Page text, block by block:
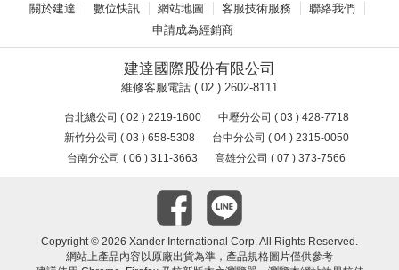
關於建達 數位快訊 網站地圖 客服技術服務
聯絡我們
申請成為經銷商
建達國際股份有限公司
維修客服電話 ( 02 ) 2602-8111
台北總公司 ( 02 ) 2219-1600
中壢分公司 ( 03 ) 428-7718
新竹分公司 ( 03 ) 658-5308
台中分公司 ( 04 ) 2315-0050
台南分公司 ( 06 ) 311-3663
高雄分公司 ( 07 ) 373-7566
Copyright © 2026 Xander International Corp. All Rights Reserved.
網站上產品內容以原廠出貨為準，產品規格圖片僅供參考